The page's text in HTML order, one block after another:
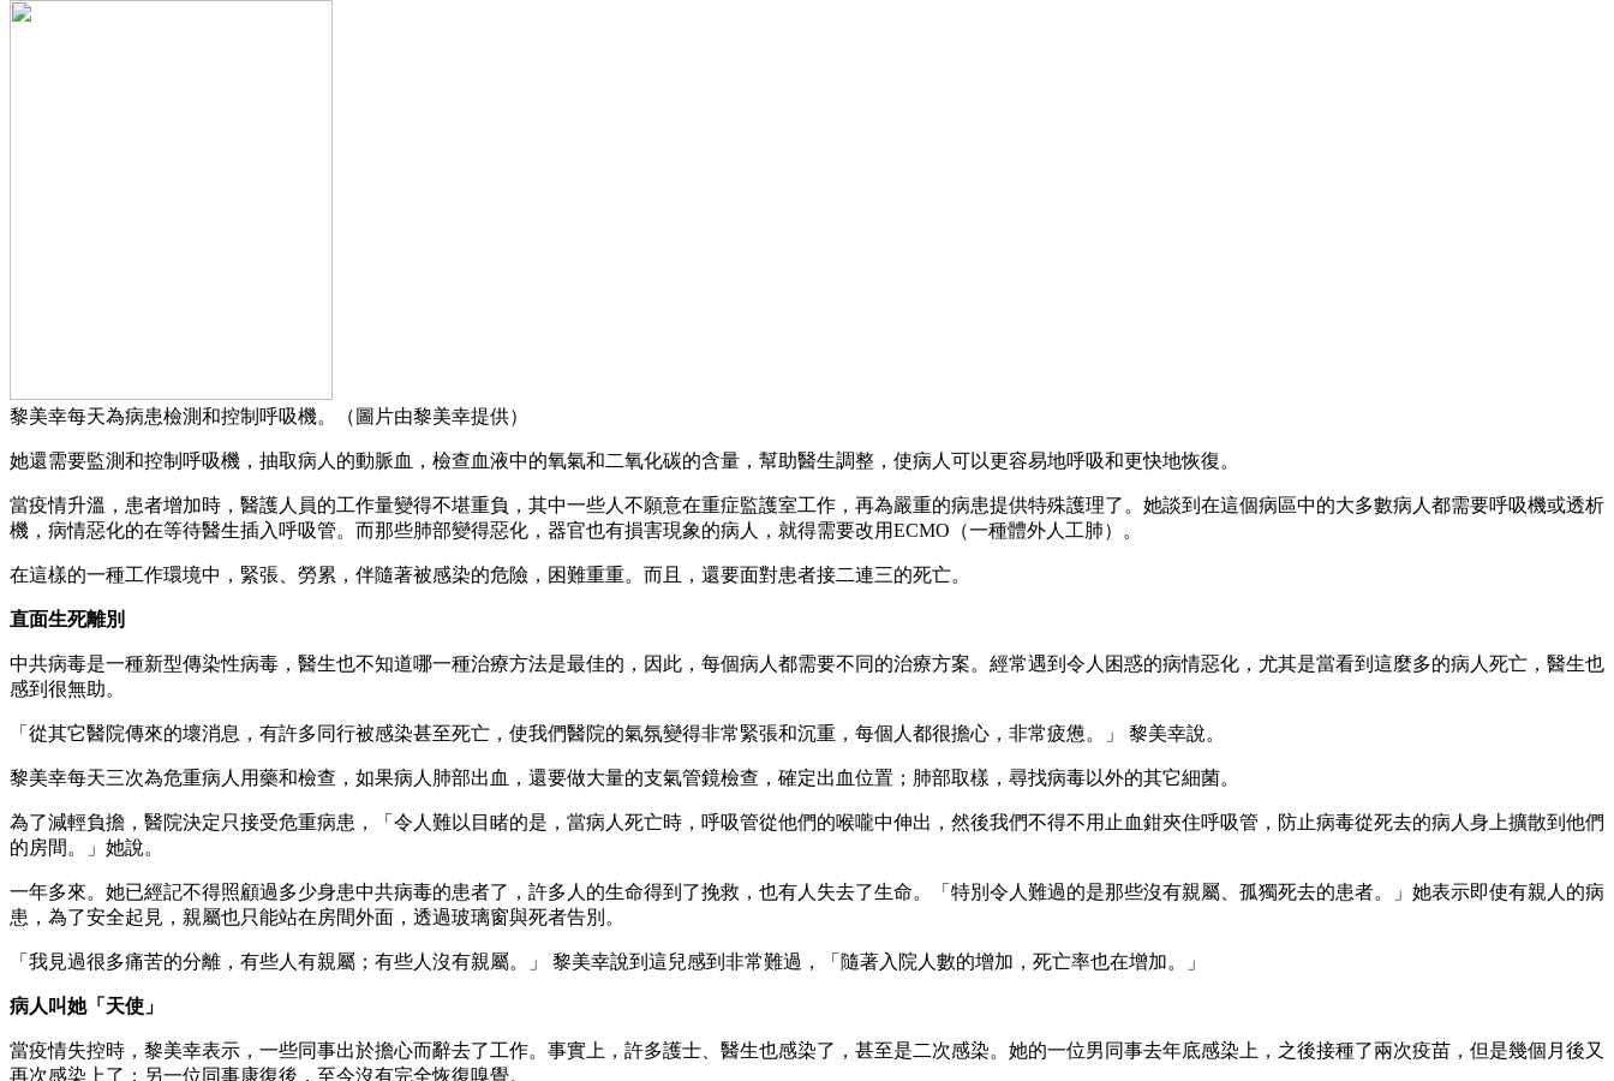
黎美幸每天為病患檢測和控制呼吸機。（圖片由黎美幸提供）
她還需要監測和控制呼吸機，抽取病人的動脈血，檢查血液中的氧氣和二氧化碳的含量，幫助醫生調整，使病人可以更容易地呼吸和更快地恢復。
當疫情升溫，患者增加時，醫護人員的工作量變得不堪重負，其中一些人不願意在重症監護室工作，再為嚴重的病患提供特殊護理了。她談到在這個病區中的大多數病人都需要呼吸機或透析
機，病情惡化的在等待醫生插入呼吸管。而那些肺部變得惡化，器官也有損害現象的病人，就得需要改用ECMO（一種體外人工肺）。
在這樣的一種工作環境中，緊張、勞累，伴隨著被感染的危險，困難重重。而且，還要面對患者接二連三的死亡。
直面生死離別
中共病毒是一種新型傳染性病毒，醫生也不知道哪一種治療方法是最佳的，因此，每個病人都需要不同的治療方案。經常遇到令人困惑的病情惡化，尤其是當看到這麼多的病人死亡，醫生也
感到很無助。
「從其它醫院傳來的壞消息，有許多同行被感染甚至死亡，使我們醫院的氣氛變得非常緊張和沉重，每個人都很擔心，非常疲憊。」 黎美幸說。
黎美幸每天三次為危重病人用藥和檢查，如果病人肺部出血，還要做大量的支氣管鏡檢查，確定出血位置；肺部取樣，尋找病毒以外的其它細菌。
為了減輕負擔，醫院決定只接受危重病患，「令人難以目睹的是，當病人死亡時，呼吸管從他們的喉嚨中伸出，然後我們不得不用止血鉗夾住呼吸管，防止病毒從死去的病人身上擴散到他們
的房間。」她說。
一年多來。她已經記不得照顧過多少身患中共病毒的患者了，許多人的生命得到了挽救，也有人失去了生命。「特別令人難過的是那些沒有親屬、孤獨死去的患者。」她表示即使有親人的病
患，為了安全起見，親屬也只能站在房間外面，透過玻璃窗與死者告別。
「我見過很多痛苦的分離，有些人有親屬；有些人沒有親屬。」 黎美幸說到這兒感到非常難過，「隨著入院人數的增加，死亡率也在增加。」
病人叫她「天使」
當疫情失控時，黎美幸表示，一些同事出於擔心而辭去了工作。事實上，許多護士、醫生也感染了，甚至是二次感染。她的一位男同事去年底感染上，之後接種了兩次疫苗，但是幾個月後又
再次感染上了；另一位同事康復後，至今沒有完全恢復嗅覺。